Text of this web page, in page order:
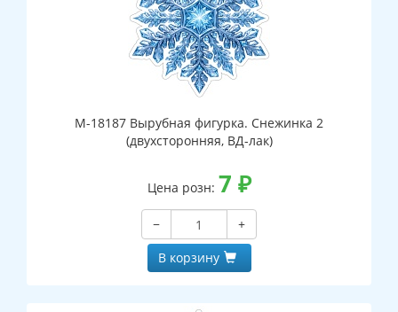
М-18187 Вырубная фигурка. Снежинка 2
(двухсторонняя, ВД-лак)
Цена розн: 7 ₽
−
+
В корзину